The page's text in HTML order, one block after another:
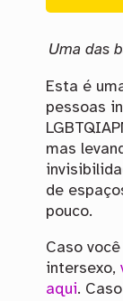
Uma das
Esta é
pessoas
mas
de
pouco.
Caso
intersexo,
aqui.